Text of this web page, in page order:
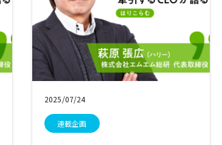
2025/07/24
連載企画